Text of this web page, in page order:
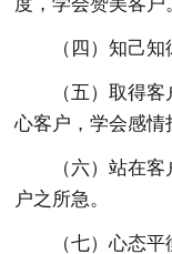
（四）知己
（五）取得
心客户，学会感情
（六）站在
户之所急。
（七）心态